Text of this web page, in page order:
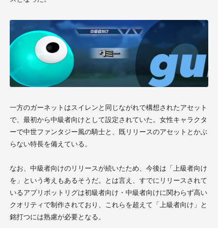
一方のガーネットはスイレンと同じながれで構想されたアセット
で、最初から中級者向けとして設定されていた。女性キャラクタ
ーで中世ファンタジー風の騎士と、既リリースのアセットとかぶ
らない特長を備えている。
なお、中級者向けのリリースが続いたため、今後は「上級者向け
を」という考えもあるそうだ。とは言え、すでにリリースされて
いるアプリボットリグは初級者向け・中級者向けに関わらず高い
クオリティで制作されており、これらを超えて「上級者向け」と
銘打つには熟慮が必要となる。